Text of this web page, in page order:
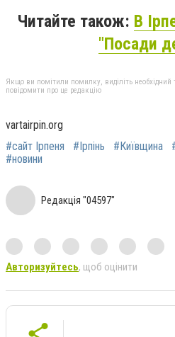
Читайте також: В
"Посади
Якщо ви помітили помилку, виділіть необхідний
повідомити про це редакцію
vartairpin.org
#сайт Ірпеня
#Ірпінь #Київщина
#новини
Редакція "04597"
Авторизуйтесь, щоб оцінити